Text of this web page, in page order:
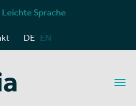
Leichte Sprache
DE EN